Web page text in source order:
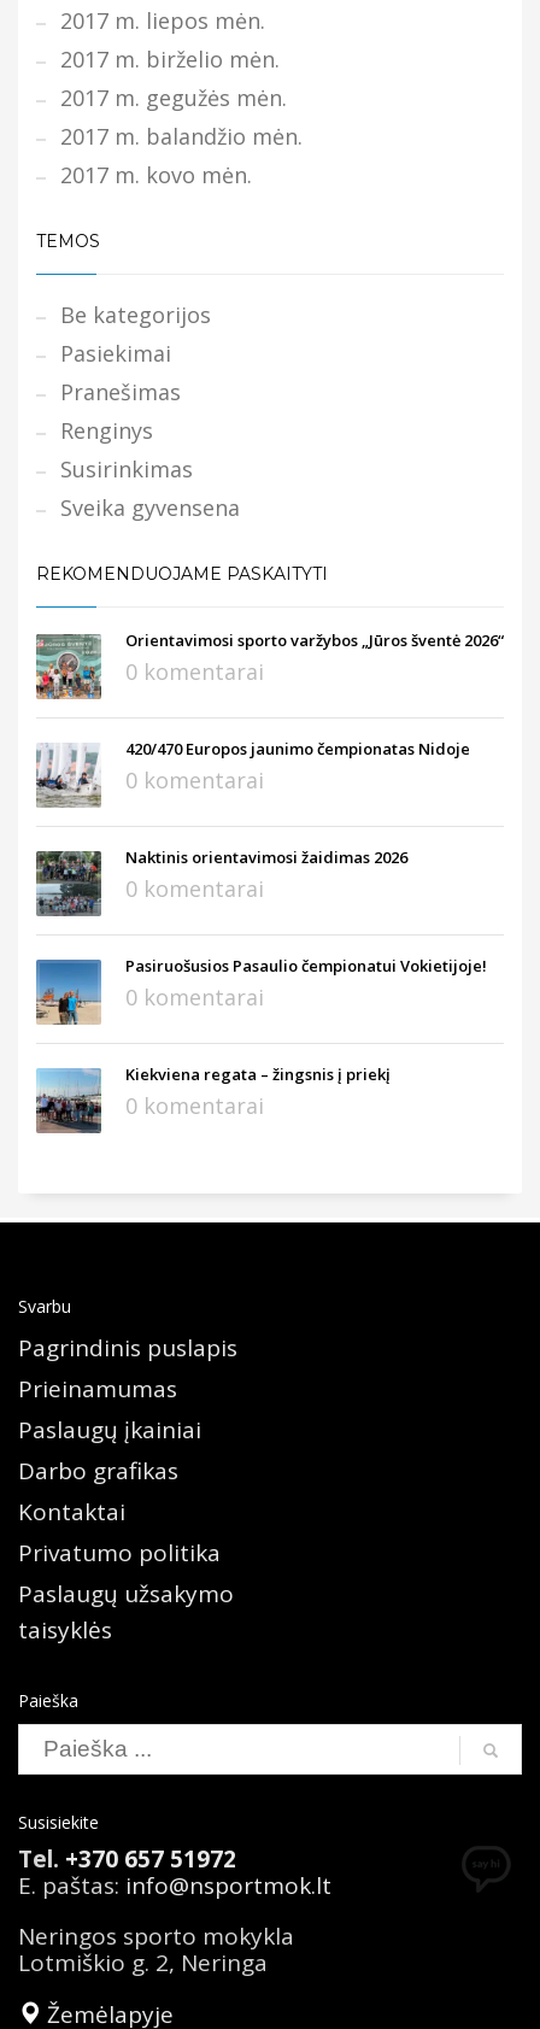
2017 m. liepos mėn.
2017 m. birželio mėn.
2017 m. gegužės mėn.
2017 m. balandžio mėn.
2017 m. kovo mėn.
TEMOS
Be kategorijos
Pasiekimai
Pranešimas
Renginys
Susirinkimas
Sveika gyvensena
REKOMENDUOJAME PASKAITYTI
Orientavimosi sporto varžybos „Jūros šventė 2026“
0 komentarai
420/470 Europos jaunimo čempionatas Nidoje
0 komentarai
Naktinis orientavimosi žaidimas 2026
0 komentarai
Pasiruošusios Pasaulio čempionatui Vokietijoje!
0 komentarai
Kiekviena regata – žingsnis į priekį
0 komentarai
Svarbu
Pagrindinis puslapis
Prieinamumas
Paslaugų įkainiai
Darbo grafikas
Kontaktai
Privatumo politika
Paslaugų užsakymo
taisyklės
Paieška
Susisiekite
Tel. +370 657 51972
E. paštas: info@nsportmok.lt
Neringos sporto mokykla
Lotmiškio g. 2, Neringa
Žemėlapyje